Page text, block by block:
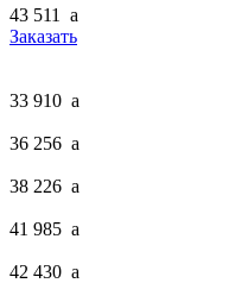
43 511 a
Заказать
33 910 a
36 256 a
38 226 a
41 985 a
42 430 a